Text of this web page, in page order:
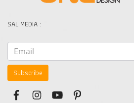
SAL MEDIA :
Subscribe